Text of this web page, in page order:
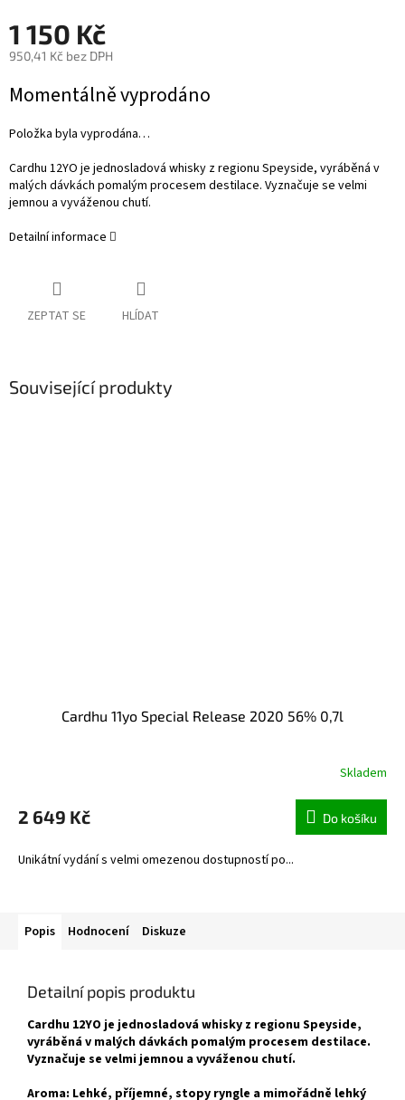
1 150 Kč
950,41 Kč bez DPH
cena:
Momentálně vyprodáno
Položka byla vyprodána…
Cardhu 12YO je jednosladová whisky z regionu Speyside, vyráběná v
malých dávkách pomalým procesem destilace. Vyznačuje se velmi
jemnou a vyváženou chutí.
Detailní informace
ZEPTAT SE HLÍDAT
Související produkty
Cardhu 11yo Special Release 2020 56% 0,7l
Skladem
2 649 Kč Do košíku
Unikátní vydání s velmi omezenou dostupností po...
Popis Hodnocení Diskuze
Detailní popis produktu
Cardhu 12YO je jednosladová whisky z regionu Speyside,
vyráběná v malých dávkách pomalým procesem destilace.
Vyznačuje se velmi jemnou a vyváženou chutí.
Aroma: Lehké, příjemné, stopy ryngle a mimořádně lehký